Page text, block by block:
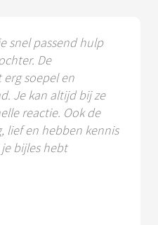
snel passend hulp
De
soepel en
Je kan altijd bij ze
reactie. Ook de
lief en hebben kennis
bijles hebt